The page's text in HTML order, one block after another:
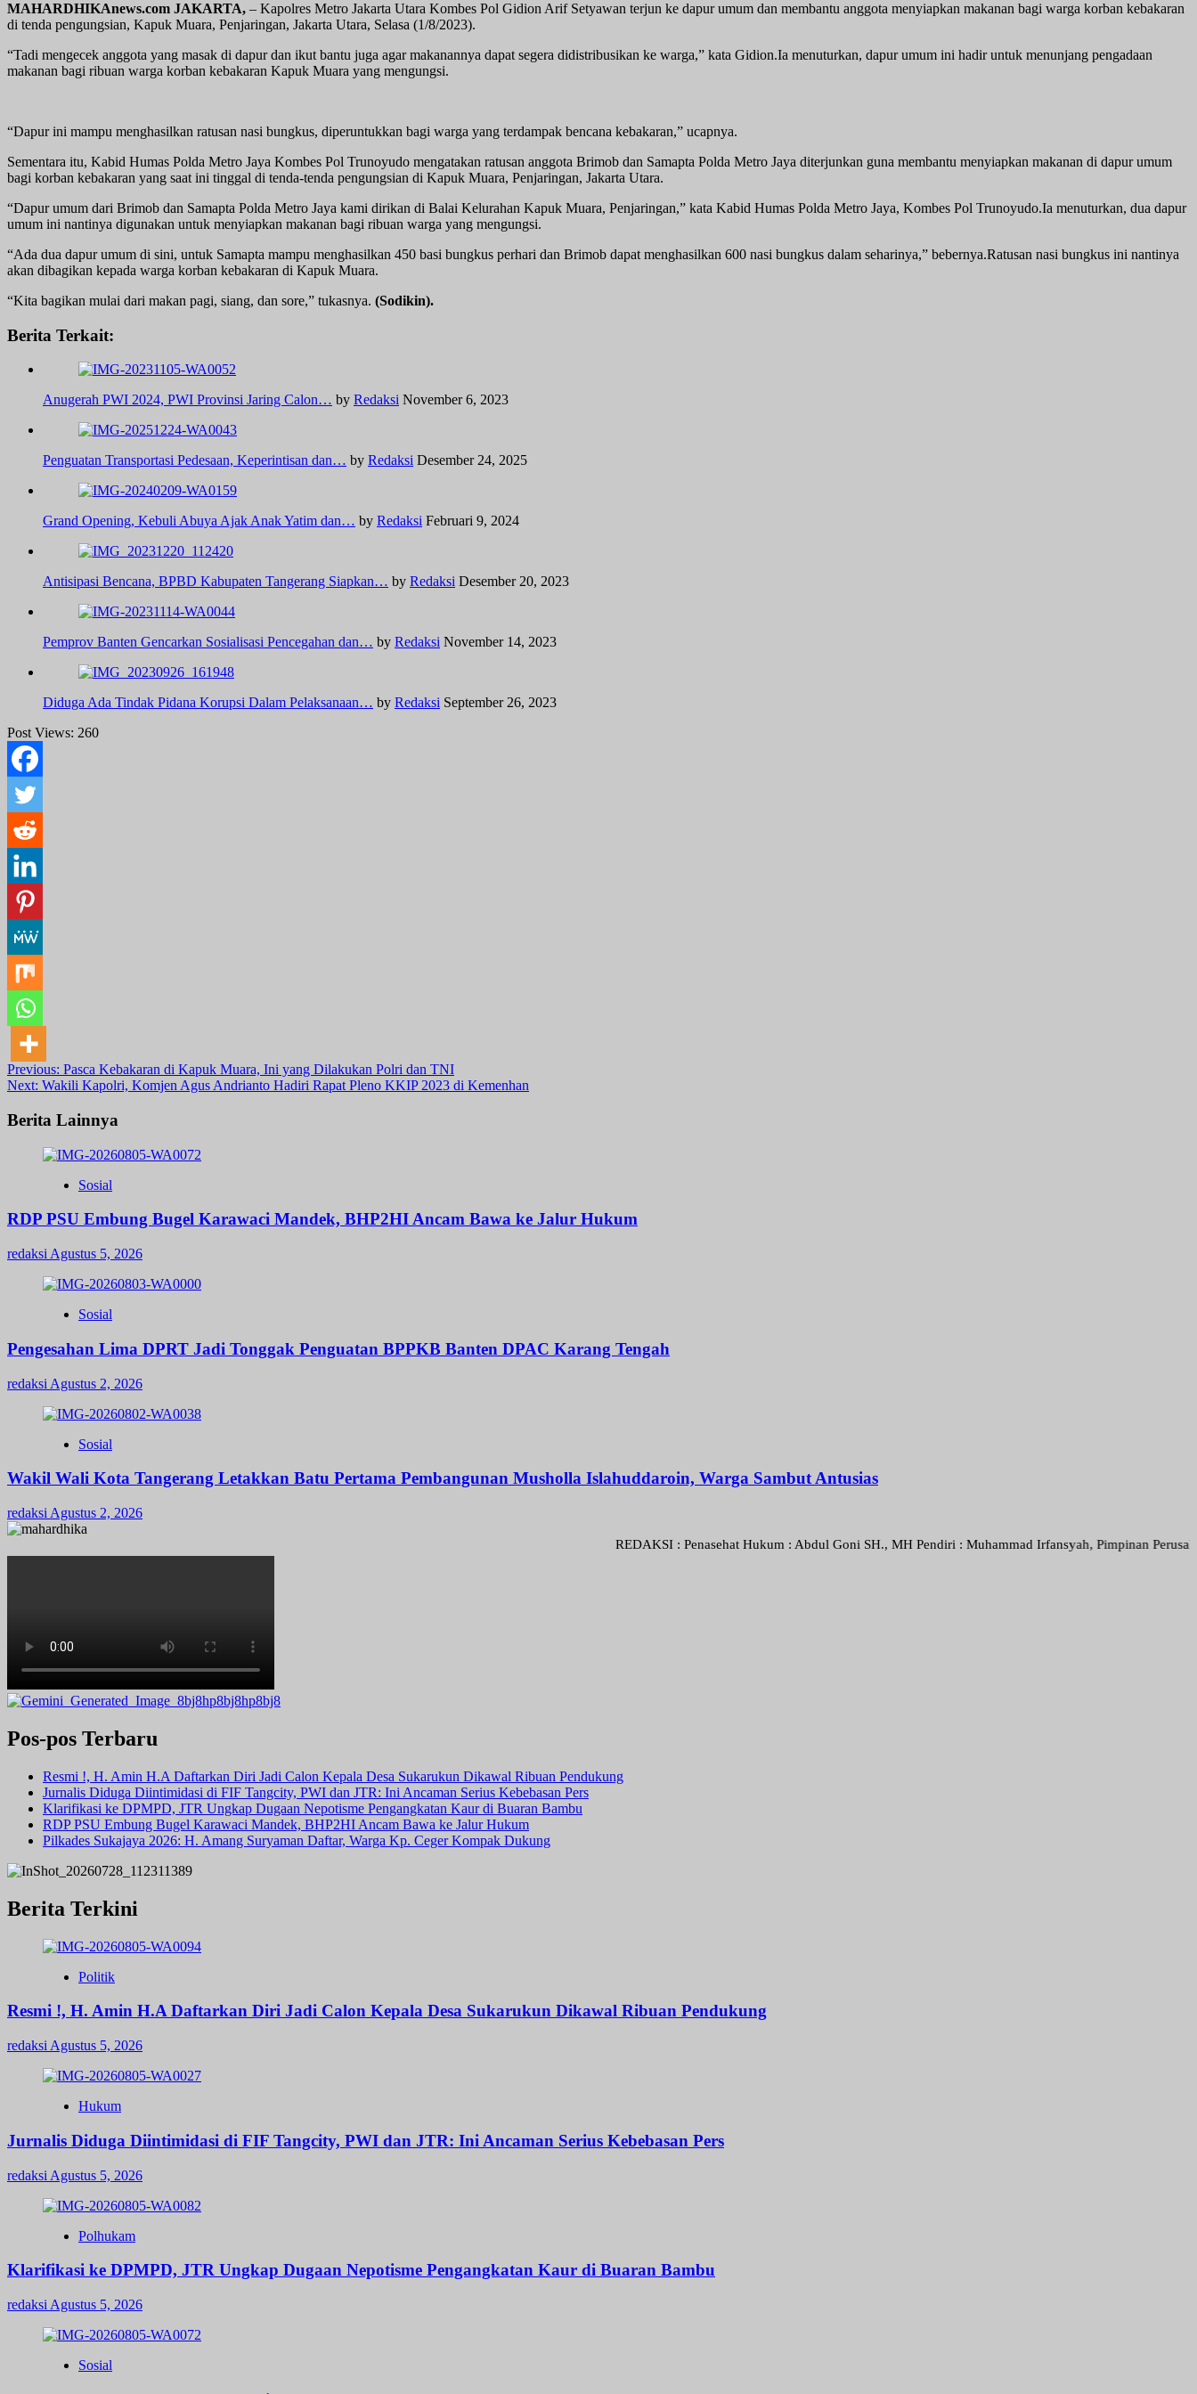
MAHARDHIKAnews.com JAKARTA, – Kapolres Metro Jakarta Utara Kombes Pol Gidion Arif Setyawan terjun ke dapur umum dan membantu anggota menyiapkan makanan bagi warga korban kebakaran
di tenda pengungsian, Kapuk Muara, Penjaringan, Jakarta Utara, Selasa (1/8/2023).
“Tadi mengecek anggota yang masak di dapur dan ikut bantu juga agar makanannya dapat segera didistribusikan ke warga,” kata Gidion.Ia menuturkan, dapur umum ini hadir untuk menunjang pengadaan
makanan bagi ribuan warga korban kebakaran Kapuk Muara yang mengungsi.
“Dapur ini mampu menghasilkan ratusan nasi bungkus, diperuntukkan bagi warga yang terdampak bencana kebakaran,” ucapnya.
Sementara itu, Kabid Humas Polda Metro Jaya Kombes Pol Trunoyudo mengatakan ratusan anggota Brimob dan Samapta Polda Metro Jaya diterjunkan guna membantu menyiapkan makanan di dapur umum
bagi korban kebakaran yang saat ini tinggal di tenda-tenda pengungsian di Kapuk Muara, Penjaringan, Jakarta Utara.
“Dapur umum dari Brimob dan Samapta Polda Metro Jaya kami dirikan di Balai Kelurahan Kapuk Muara, Penjaringan,” kata Kabid Humas Polda Metro Jaya, Kombes Pol Trunoyudo.Ia menuturkan, dua dapur
umum ini nantinya digunakan untuk menyiapkan makanan bagi ribuan warga yang mengungsi.
“Ada dua dapur umum di sini, untuk Samapta mampu menghasilkan 450 basi bungkus perhari dan Brimob dapat menghasilkan 600 nasi bungkus dalam seharinya,” bebernya.Ratusan nasi bungkus ini nantinya
akan dibagikan kepada warga korban kebakaran di Kapuk Muara.
“Kita bagikan mulai dari makan pagi, siang, dan sore,” tukasnya. (Sodikin).
Berita Terkait:
Anugerah PWI 2024, PWI Provinsi Jaring Calon… by Redaksi November 6, 2023
Penguatan Transportasi Pedesaan, Keperintisan dan… by Redaksi Desember 24, 2025
Grand Opening, Kebuli Abuya Ajak Anak Yatim dan… by Redaksi Februari 9, 2024
Antisipasi Bencana, BPBD Kabupaten Tangerang Siapkan… by Redaksi Desember 20, 2023
Pemprov Banten Gencarkan Sosialisasi Pencegahan dan… by Redaksi November 14, 2023
Diduga Ada Tindak Pidana Korupsi Dalam Pelaksanaan… by Redaksi September 26, 2023
Post Views: 260
Post
navigation
Previous: Pasca Kebakaran di Kapuk Muara, Ini yang Dilakukan Polri dan TNI
Next: Wakili Kapolri, Komjen Agus Andrianto Hadiri Rapat Pleno KKIP 2023 di Kemenhan
Berita Lainnya
Sosial
RDP PSU Embung Bugel Karawaci Mandek, BHP2HI Ancam Bawa ke Jalur Hukum
redaksi Agustus 5, 2026
Sosial
Pengesahan Lima DPRT Jadi Tonggak Penguatan BPPKB Banten DPAC Karang Tengah
redaksi Agustus 2, 2026
Sosial
Wakil Wali Kota Tangerang Letakkan Batu Pertama Pembangunan Musholla Islahuddaroin, Warga Sambut Antusias
redaksi Agustus 2, 2026
REDAKSI : Penasehat Hukum : Abdul Goni SH., MH Pendiri : Muhammad Irfansyah, Pimpinan Perusahaan
Pos-pos Terbaru
Resmi !, H. Amin H.A Daftarkan Diri Jadi Calon Kepala Desa Sukarukun Dikawal Ribuan Pendukung
Jurnalis Diduga Diintimidasi di FIF Tangcity, PWI dan JTR: Ini Ancaman Serius Kebebasan Pers
Klarifikasi ke DPMPD, JTR Ungkap Dugaan Nepotisme Pengangkatan Kaur di Buaran Bambu
RDP PSU Embung Bugel Karawaci Mandek, BHP2HI Ancam Bawa ke Jalur Hukum
Pilkades Sukajaya 2026: H. Amang Suryaman Daftar, Warga Kp. Ceger Kompak Dukung
Berita Terkini
Politik
Resmi !, H. Amin H.A Daftarkan Diri Jadi Calon Kepala Desa Sukarukun Dikawal Ribuan Pendukung
redaksi Agustus 5, 2026
Hukum
Jurnalis Diduga Diintimidasi di FIF Tangcity, PWI dan JTR: Ini Ancaman Serius Kebebasan Pers
redaksi Agustus 5, 2026
Polhukam
Klarifikasi ke DPMPD, JTR Ungkap Dugaan Nepotisme Pengangkatan Kaur di Buaran Bambu
redaksi Agustus 5, 2026
Sosial